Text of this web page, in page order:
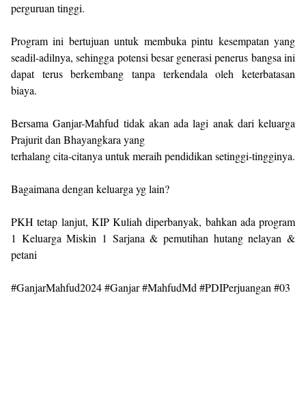
perguruan tinggi.
Program ini bertujuan untuk membuka pintu kesempatan yang
seadil-adilnya, sehingga potensi besar generasi penerus bangsa ini
dapat terus berkembang tanpa terkendala oleh keterbatasan
biaya.
Bersama Ganjar-Mahfud tidak akan ada lagi anak dari keluarga
Prajurit dan Bhayangkara yang
terhalang cita-citanya untuk meraih pendidikan setinggi-tingginya.
Bagaimana dengan keluarga yg lain?
PKH tetap lanjut, KIP Kuliah diperbanyak, bahkan ada program
1 Keluarga Miskin 1 Sarjana & pemutihan hutang nelayan &
petani
#GanjarMahfud2024 #Ganjar #MahfudMd #PDIPerjuangan #03